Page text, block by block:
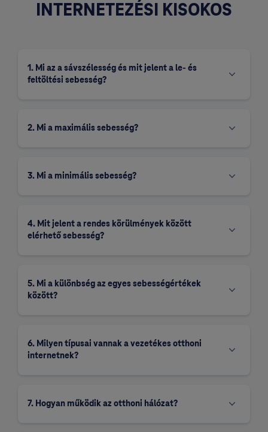
INTERNETEZÉSI KISOKOS
1. Mi az a sávszélesség és mit jelent a le- és
feltöltési sebesség?
2. Mi a maximális sebesség?
3. Mi a minimális sebesség?
4. Mit jelent a rendes körülmények között
elérhető sebesség?
5. Mi a különbség az egyes sebességértékek
között?
6. Milyen típusai vannak a vezetékes otthoni
internetnek?
7. Hogyan működik az otthoni hálózat?